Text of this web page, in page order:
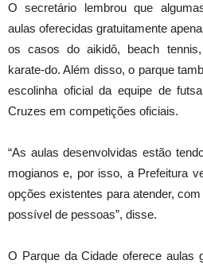
O secretário lembrou que
aulas oferecidas gratuitamente
os casos do aikidô, beach
karate-do. Além disso, o parque
escolinha oficial da equipe de
Cruzes em competições oficiais.
“As aulas desenvolvidas estão
mogianos e, por isso, a Prefeitura
opções existentes para atender,
possível de pessoas”, disse.
O Parque da Cidade oferece aulas